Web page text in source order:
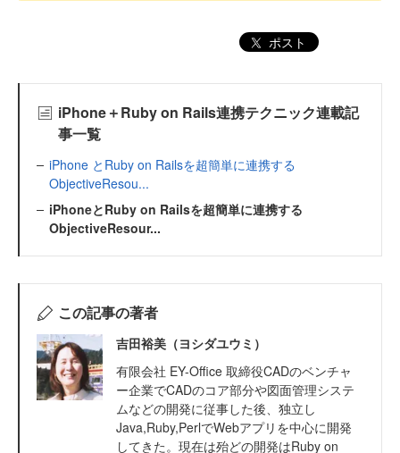
ポスト
iPhone＋Ruby on Rails連携テクニック連載記
事一覧
iPhone とRuby on Railsを超簡単に連携する
ObjectiveResou...
iPhoneとRuby on Railsを超簡単に連携する
ObjectiveResour...
この記事の著者
吉田裕美（ヨシダユウミ）
有限会社 EY-Office 取締役CADのベンチャ
ー企業でCADのコア部分や図面管理システ
ムなどの開発に従事した後、独立し
Java,Ruby,PerlでWebアプリを中心に開発
してきた。現在は殆どの開発はRuby on